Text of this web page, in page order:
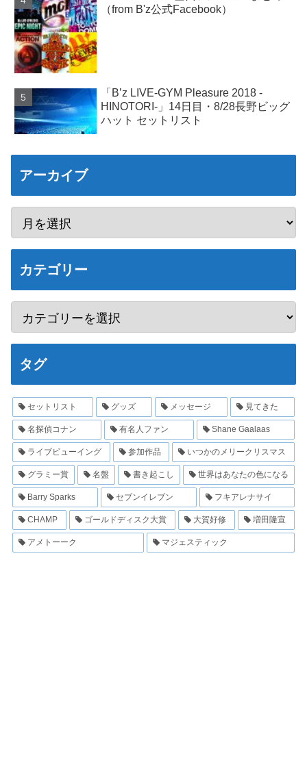
（from B'z公式Facebook）
「B’z LIVE-GYM Pleasure 2018 -
HINOTORI-」14日目・8/28長野ビッグ
ハット セットリスト
アーカイブ
カテゴリー
タグ
セットリスト グッズ メッセージ 見てきた
名探偵コナン 有名人ファン Shane Gaalaas
ライブビューイング 参加作品 いつかのメリークリスマス
グラミー賞 名盤 書き起こし 世界はあなたの色になる
Barry Sparks セブンイレブン フキアレナサイ
CHAMP ゴールドディスク大賞 大賀好修 増田隆宣
アメトーーク マジェスティック